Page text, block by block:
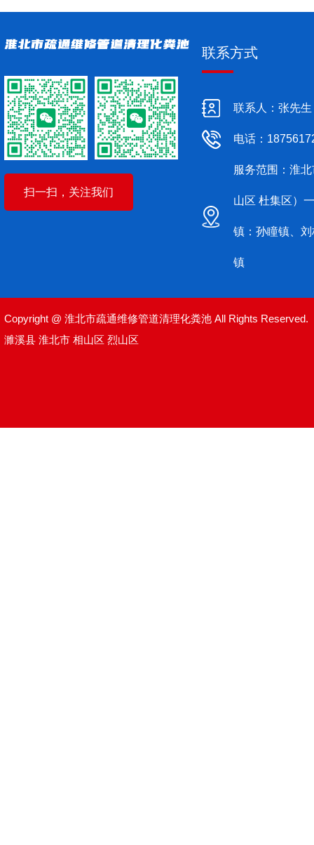
扫一扫，关注我们
联系方式
联系人：张先生
电话：
服务范围：淮
山区 杜集区）
镇：孙瞳镇、
镇
Copyright @ 淮北市疏通维修管道清理化粪池 All Rights Reserved.
濉溪县 淮北市 相山区 烈山区